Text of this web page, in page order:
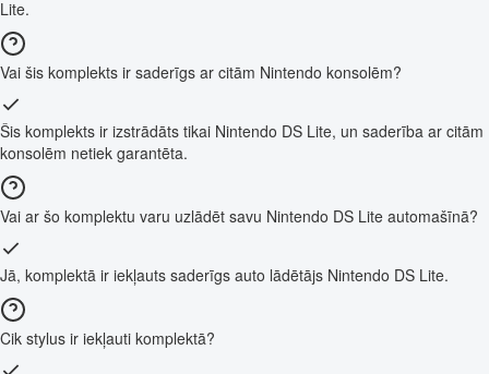
Lite.
Vai šis komplekts ir saderīgs ar citām Nintendo konsolēm?
Šis komplekts ir izstrādāts tikai Nintendo DS Lite, un saderība ar citām
konsolēm netiek garantēta.
Vai ar šo komplektu varu uzlādēt savu Nintendo DS Lite automašīnā?
Jā, komplektā ir iekļauts saderīgs auto lādētājs Nintendo DS Lite.
Cik stylus ir iekļauti komplektā?